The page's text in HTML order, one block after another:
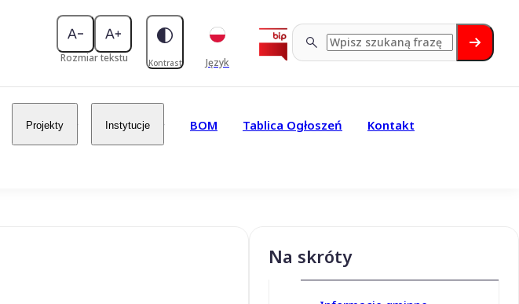
Rozmiar tekstu Kontrast Język
Projekty Instytucje BOM Tablica Ogłoszeń Kontakt
Na skróty